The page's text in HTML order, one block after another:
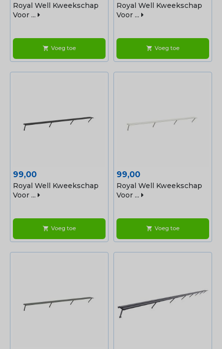
Royal Well Kweekschap
Voor ...
shopping_cart Voeg toe
Royal Well Kweekschap
Voor ...
shopping_cart Voeg toe
Prijs
99,00
Royal Well Kweekschap
Voor ...
shopping_cart Voeg toe
Prijs
99,00
Royal Well Kweekschap
Voor ...
shopping_cart Voeg toe